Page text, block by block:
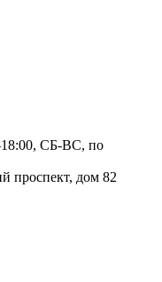
СБ-ВС, по
проспект, дом 82